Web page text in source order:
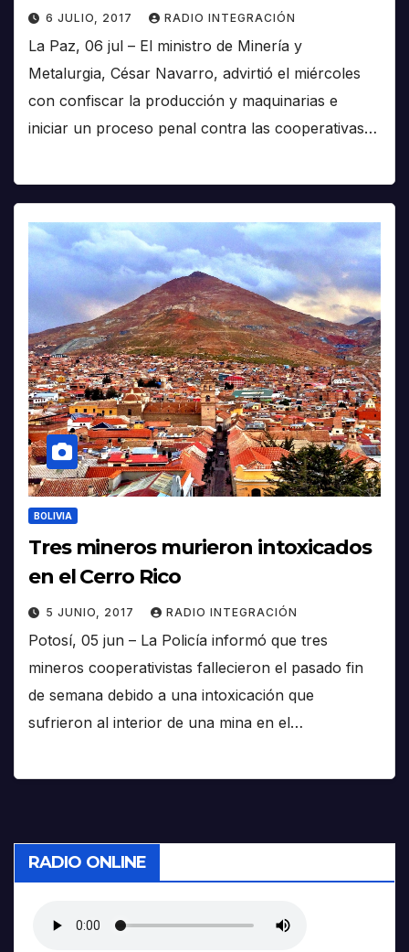
6 JULIO, 2017 RADIO INTEGRACIÓN
La Paz, 06 jul – El ministro de Minería y
Metalurgia, César Navarro, advirtió el miércoles
con confiscar la producción y maquinarias e
iniciar un proceso penal contra las cooperativas…
BOLIVIA
Tres mineros murieron intoxicados
en el Cerro Rico
5 JUNIO, 2017 RADIO INTEGRACIÓN
Potosí, 05 jun – La Policía informó que tres
mineros cooperativistas fallecieron el pasado fin
de semana debido a una intoxicación que
sufrieron al interior de una mina en el…
RADIO ONLINE